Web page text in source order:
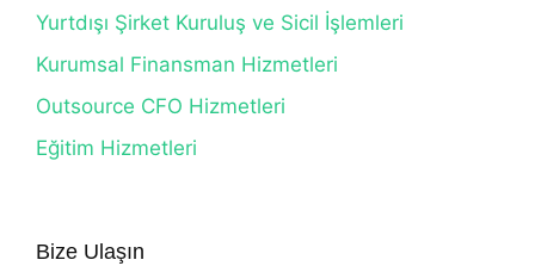
Yurtdışı Şirket Kuruluş ve Sicil İşlemleri
Kurumsal Finansman Hizmetleri
Outsource CFO Hizmetleri
Eğitim Hizmetleri
Bize Ulaşın